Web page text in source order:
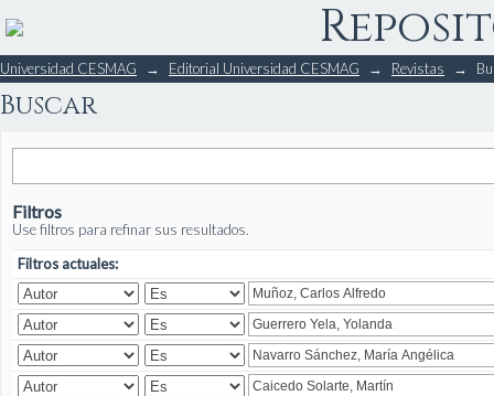
Buscar
Universidad CESMAG → Editorial Universidad CESMAG → Revistas →
Buscar
Filtros
Use filtros para refinar sus resultados.
Filtros actuales: